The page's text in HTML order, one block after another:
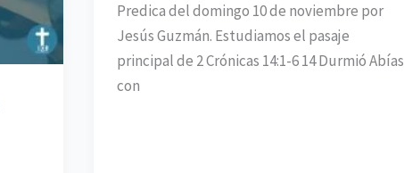
y
me
hallaréis
Predica del domingo 10 de noviembre por
Jesús Guzmán. Estudiamos el pasaje
principal de 2 Crónicas 14:1-6 14 Durmió Abías
con